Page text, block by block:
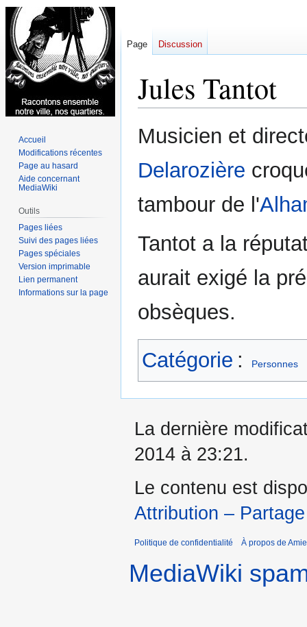
Jules Tantot
Aller
à
navigation
Aller
à
recherche
Musicien et
Delarozière
tambour de l'
Tantot a la
aurait exigé la
obsèques.
Catégorie : Personnes
Page Discussion
Accueil
Modifications récentes
Page au hasard
Aide concernant
MediaWiki
Outils
Pages liées
Suivi des pages liées
Pages spéciales
Version imprimable
Lien permanent
Informations sur la page
La dernière
2014 à 23:21.
Le contenu est
Attribution –
Politique de confidentialité À propos de
MediaWiki